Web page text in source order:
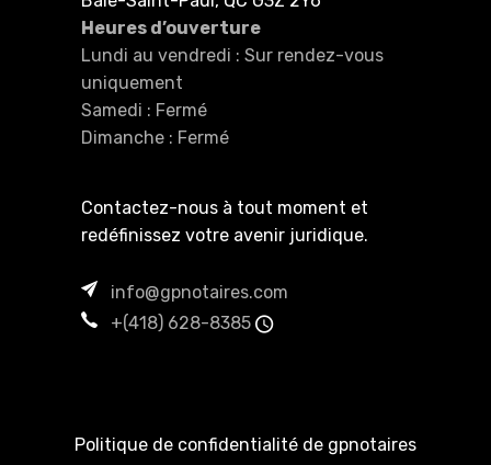
Heures d’ouverture
Lundi au vendredi : Sur rendez-vous
uniquement
Samedi : Fermé
Dimanche : Fermé
Contactez-nous à tout moment et
redéfinissez votre avenir juridique.
info@gpnotaires.com
+(418) 628-8385
Politique de confidentialité de gpnotaires